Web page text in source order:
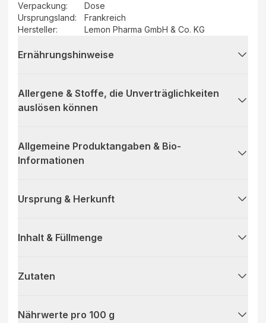
Verpackung:
Dose
Ursprungsland:
Frankreich
Hersteller: Lemon Pharma GmbH & Co. KG
Ernährungshinweise
Allergene & Stoffe, die Unverträglichkeiten
auslösen können
Allgemeine Produktangaben & Bio-
Informationen
Ursprung & Herkunft
Inhalt & Füllmenge
Zutaten
Nährwerte pro 100 g